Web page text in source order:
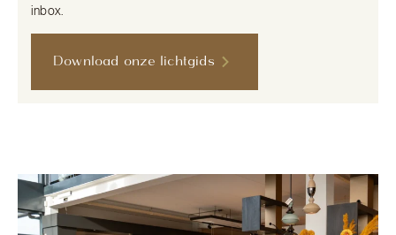
inbox.
Download onze lichtgids